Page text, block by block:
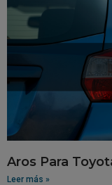
Aros Para
Leer más »